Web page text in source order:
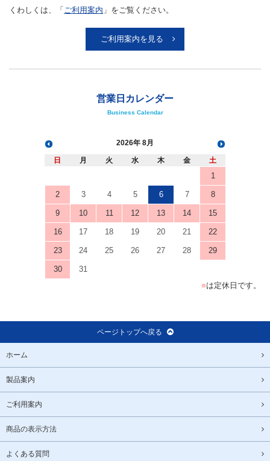
くわしくは、「 ご利用案内 」をご覧ください。
ご利用案内を見る
営業日カレンダー
Business Calendar
2026 8月
日 月 火 水 木 金 土
1
2 3 4 5 6 7 8
9 10 11 12 13 14 15
16 17 18 19 20 21 22
23 24 25 26 27 28 29
30
31
■は定休日です。
ページトップへ戻る
ホーム
製品案内
ご利用案内
商品の表示方法
よくある質問